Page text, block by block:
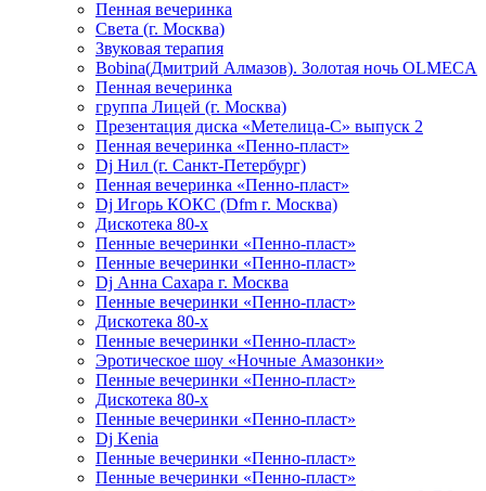
Пенная вечеринка
Света (г. Москва)
Звуковая терапия
Bobina(Дмитрий Алмазов). Золотая ночь OLMECA
Пенная вечеринка
группа Лицей (г. Москва)
Презентация диска «Метелица-С» выпуск 2
Пенная вечеринка «Пенно-пласт»
Dj Нил (г. Санкт-Петербург)
Пенная вечеринка «Пенно-пласт»
Dj Игорь КОКС (Dfm г. Москва)
Дискотека 80-х
Пенные вечеринки «Пенно-пласт»
Пенные вечеринки «Пенно-пласт»
Dj Анна Сахара г. Москва
Пенные вечеринки «Пенно-пласт»
Дискотека 80-х
Пенные вечеринки «Пенно-пласт»
Эротическое шоу «Ночные Амазонки»
Пенные вечеринки «Пенно-пласт»
Дискотека 80-х
Пенные вечеринки «Пенно-пласт»
Dj Kenia
Пенные вечеринки «Пенно-пласт»
Пенные вечеринки «Пенно-пласт»